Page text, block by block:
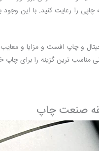
را رعایت کنید. با این
و چاپ افست و مزایا و
مناسب ترین گزینه را برای
صنعت چاپ